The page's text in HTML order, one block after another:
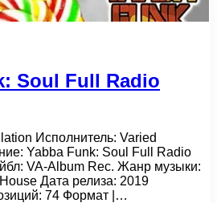
Soul Full Radio
Исполнитель: Varied
Yabba Funk: Soul Full Radio
VA-Album Rec. Жанр музыки:
Дата релиза: 2019
74 Формат |…